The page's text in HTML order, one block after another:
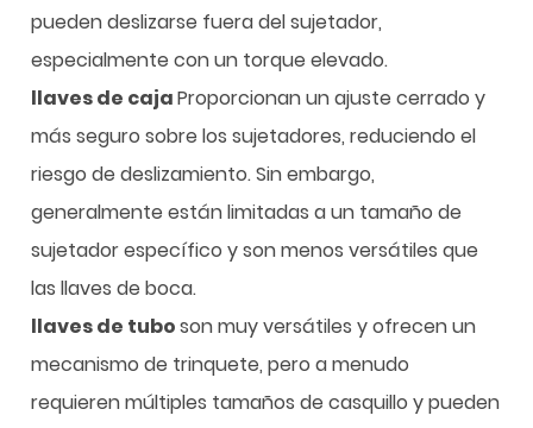
pueden deslizarse fuera del sujetador,
especialmente con un torque elevado.
llaves de cajaProporcionan un ajuste cerrado y
más seguro sobre los sujetadores, reduciendo el
riesgo de deslizamiento. Sin embargo,
generalmente están limitadas a un tamaño de
sujetador específico y son menos versátiles que
las llaves de boca.
llaves de tuboson muy versátiles y ofrecen un
mecanismo de trinquete, pero a menudo
requieren múltiples tamaños de casquillo y pueden